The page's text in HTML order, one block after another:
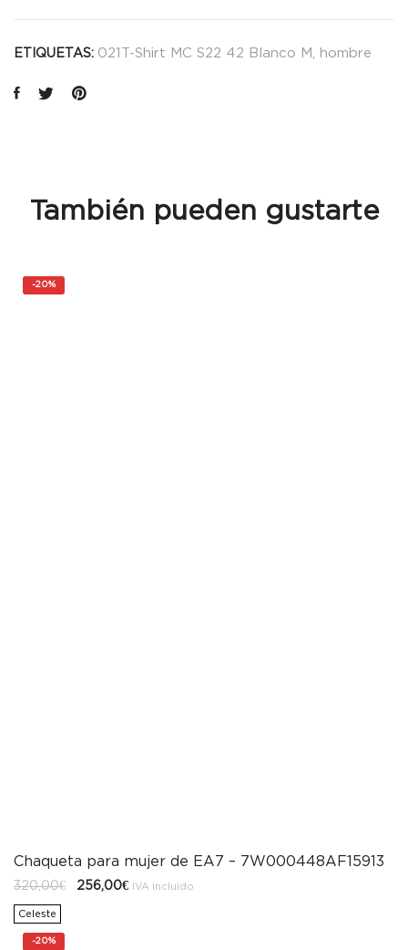
ETIQUETAS: 021T-Shirt MC S22 42 Blanco M hombre
También pueden gustarte
-20%
Chaqueta para mujer de EA7 – 7W000448AF15913
320,00€
El
precio
256,00€ElIVA incluido
Celeste
-20%